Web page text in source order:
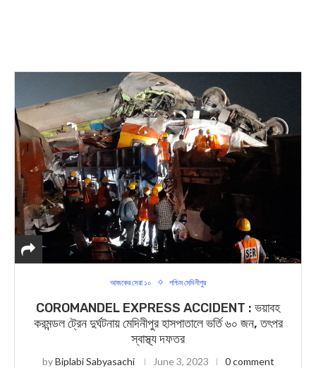
আজকের সেরা ১০ পশ্চিম মেদিনীপুর
COROMANDEL EXPRESS ACCIDENT : ভয়াবহ
করমন্ডল ট্রেন দুর্ঘটনায় মেদিনীপুর হাসপাতালে ভর্তি ৬০ জন, তৎপর
স্বাস্থ্য দফতর
byBiplabi Sabyasachi June 3, 2023 0 comment